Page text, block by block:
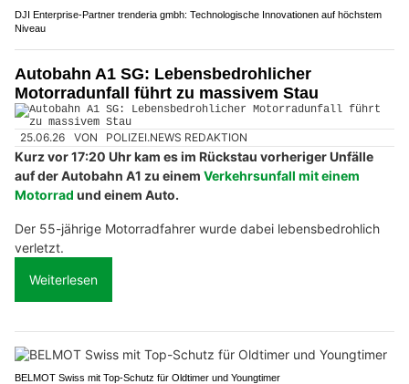
DJI Enterprise-Partner trenderia gmbh: Technologische Innovationen auf höchstem
Niveau
Autobahn A1 SG: Lebensbedrohlicher
Motorradunfall führt zu massivem Stau
25.06.26 VON POLIZEI.NEWS REDAKTION
Kurz vor 17:20 Uhr kam es im Rückstau vorheriger Unfälle
auf der Autobahn A1 zu einem Verkehrsunfall mit einem
Motorrad und einem Auto.
Der 55-jährige Motorradfahrer wurde dabei lebensbedrohlich
verletzt.
Weiterlesen
BELMOT Swiss mit Top-Schutz für Oldtimer und Youngtimer